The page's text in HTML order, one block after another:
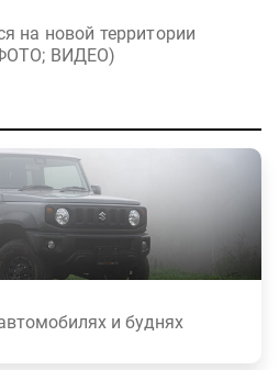
на новой территории
ВИДЕО)
и буднях